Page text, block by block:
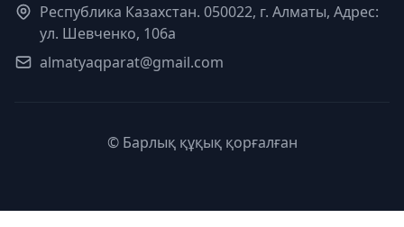
Республика Казахстан. 050022, г. Алматы, Адрес:
ул. Шевченко, 106а
almatyaqparat@gmail.com
© Барлық құқық қорғалған